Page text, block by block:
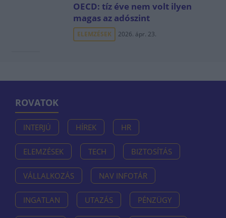
OECD: tíz éve nem volt ilyen
magas az adószint
ELEMZÉSEK 2026. ápr. 23.
ROVATOK
INTERJÚ HÍREK HR
ELEMZÉSEK TECH BIZTOSÍTÁS
VÁLLALKOZÁS NAV INFOTÁR
INGATLAN UTAZÁS PÉNZÜGY